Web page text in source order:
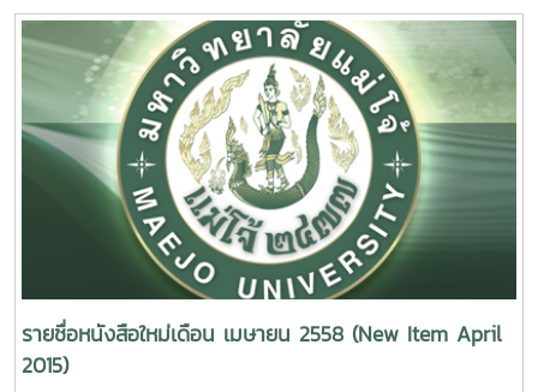
เดือน มิถุนายน – กันยายน ๒๕๕8พันธุ์ลำไยในแม่โจ้
Hybrid Dynamical Neutral Systems. Grienggrai
Rajchakit Maejo University. 2015.
7. การบำบัดและการใช้ประโยชน์จากเลนบ่อ
เลี้ยงกุ้งทะเลเพื่อการเลี้ยงกุ้งระบบชีวภาพ. วีระชัย เพชรสุทธิ์.
รายงานผลการวิจัยมหาวิทยาลัยแม่โจ้ 64 หน้า.เลขเรียกหนังสือ
2558 / 20Treatment and Utilization of Marine Shrimp
Culture Sediment to Shrimp Culture Biosecurity
Systems. Weerachai Phetsut. Maejo University. 2015.
8. ฟังก์ชันกรีนข
องตัวดำเนินการตัวใหม่และการประยุกต์หาผลเฉลยสมการความ
ร้อนในมิติ N .วันจักร สารทสนิท. รายงานผลการวิจัย
กะหล่ำที่สำคัญบางชนิด อนุวัฒน์ จรัสรัตนไพบูลย์ รายงานผล
การวิจัยมหาวิทยาลัยแม่โจ้ 516198 เลขเรียกหนังสือ 2558 /
09The Study on Efficiency of Medicinal Plant Extract
for Prohibition some Kinds of Plant Pathogenec Fungi in
Capsicum and Cruciferous vegetables.Anuwat
Jaradrattanapaiboon Maejo University. 2015. 5. การเพิ่ม
ประสิทธิภาพการทำความเย็นของท่อใต้ดินที่ใช้ในโรงเรือนเกษตร
โดยวิธีเพิ่มความชื้นในดิน สุลักษณา มงคล รายงานผลการวิจัย
มหาวิทยาลัยแม่โจ้ 92 หน้า. เลขเรียกหนังสือ 2558 / 12
Enhancement the cooling performance of earth tube
system in agricultural greenhouse by increasing soil
moisture.Sulaksana Mongkon. Maejo University. 2015.
6. การพัฒนาเทคนิคการประเมินคุณภาพของผลไม้ไทยโดย
เศรษฐกิจพอเพียง จังหวัดเชียงใหม่ จักรพงษ์ พวงงาม
ชื่น รายงานผลการวิจัยมหาวิทยาลัยแม่โจ้ 516 หน้า. เลขเรียก
หนังสือ 2558 / ช45. 04
Sustainability Development Model of Quality of Life
Through Sufficiency Economy Philosophy, Chiang Mai,
Thailand. Jukkaphong Poungngamchuen .Research
Report of Maejo University. 2015.2. รายงานประจำปี 2557
สำนักงานคณะกรรมการวิจัยแห่งชาติ3. รายงานประจำปี 2557
กระทรวงวิทยาศาสตร์และเทคโนโลยีดาวน์โหลดรายงานฉบับ
สมบูรณ์Download Full Textดาวน์โหลดรายการหนังสือใหม่
Download New Item
รายชื่อหนังสือใหม่เดือน เมษายน 2558 (New Item April
2015)